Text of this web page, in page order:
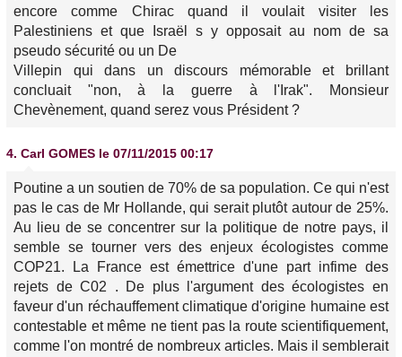
encore comme Chirac quand il voulait visiter les
Palestiniens et que Israël s y opposait au nom de sa
pseudo sécurité ou un De
Villepin qui dans un discours mémorable et brillant
concluait "non, à la guerre à l'Irak". Monsieur
Chevènement, quand serez vous Président ?
4. Carl GOMES le 07/11/2015 00:17
Poutine a un soutien de 70% de sa population. Ce qui n'est
pas le cas de Mr Hollande, qui serait plutôt autour de 25%.
Au lieu de se concentrer sur la politique de notre pays, il
semble se tourner vers des enjeux écologistes comme
COP21. La France est émettrice d'une part infime des
rejets de C02 . De plus l'argument des écologistes en
faveur d'un réchauffement climatique d'origine humaine est
contestable et même ne tient pas la route scientifiquement,
comme l'on montré de nombreux articles. Mais il semblerait